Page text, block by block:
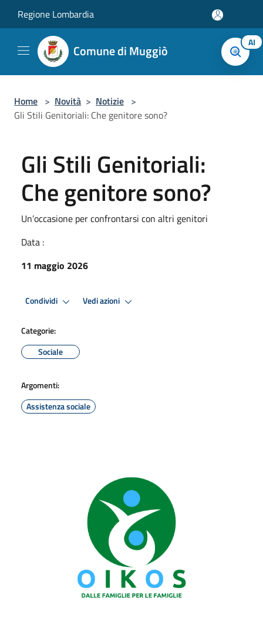
Regione Lombardia
Comune di Muggiò AI
Home > Novità > Notizie >
Gli Stili Genitoriali: Che genitore sono?
Gli Stili Genitoriali:
Che genitore sono?
Un’occasione per confrontarsi con altri genitori
Data :
11 maggio 2026
Condividi Vedi azioni
Categorie:
Sociale
Argomenti:
Assistenza sociale